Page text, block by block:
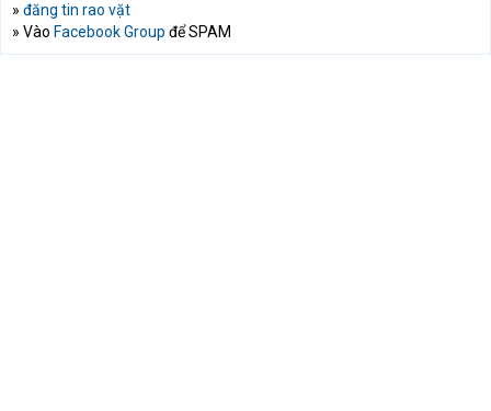
» đăng tin rao vặt
» Vào Facebook Group để SPAM